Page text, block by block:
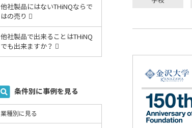
他社製品にはないTHiNQならで
はの売り
他社製品で出来ることはTHiNQ
でも出来ますか？
条件別に事例を見る
業種別に見る